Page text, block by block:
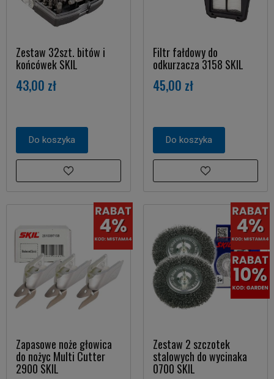
Zestaw 32szt. bitów i
końcówek SKIL
43,00 zł
Do koszyka
Filtr fałdowy do
odkurzacza 3158 SKIL
45,00 zł
Do koszyka
Zapasowe noże głowica
do nożyc Multi Cutter
2900 SKIL
Zestaw 2 szczotek
stalowych do wycinaka
0700 SKIL